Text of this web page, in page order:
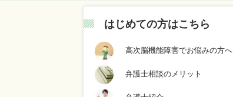
はじめての方はこちら
高次脳機能障害でお悩みの方へ
弁護士相談のメリット